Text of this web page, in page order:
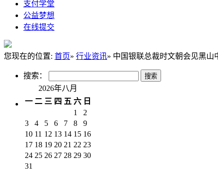
支付学堂
公益梦想
在线提交
您现在的位置: 首页» 行业资讯» 中国银联总裁时文朝会见黑山
搜索：
2026年八月
一 二 三 四 五 六 日
1
2
3
4 5 6 7 8
9
10 11 12 13 14 15 16
17 18 19 20 21 22 23
24 25 26 27 28 29 30
31